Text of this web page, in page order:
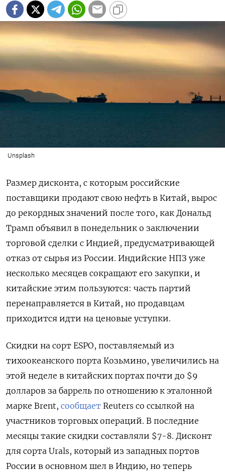
Unsplash
Размер дисконта, с которым российские
поставщики продают свою нефть в Китай, вырос
до рекордных значений после того, как Дональд
Трамп объявил в понедельник о заключении
торговой сделки с Индией, предусматривающей
отказ от сырья из России. Индийские НПЗ уже
несколько месяцев сокращают его закупки, и
китайские этим пользуются: часть партий
перенаправляется в Китай, но продавцам
приходится идти на ценовые уступки.
Скидки на сорт ESPO, поставляемый из
тихоокеанского порта Козьмино, увеличились на
этой неделе в китайских портах почти до $9
долларов за баррель по отношению к эталонной
марке Brent, сообщает Reuters со ссылкой на
участников торговых операций. В последние
месяцы такие скидки составляли $7-8. Дисконт
для сорта Urals, который из западных портов
России в основном шел в Индию, но теперь